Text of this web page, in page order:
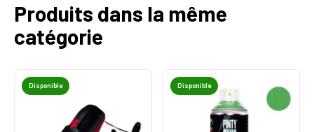
Produits dans la même
catégorie
Disponible Disponible